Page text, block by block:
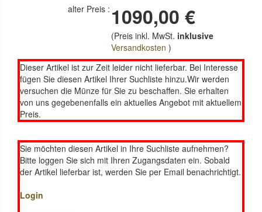
alter Preis : 1090,00 €
(Preis inkl. MwSt. inklusive
Versandkosten )
Dieser Artikel ist zur Zeit leider nicht lieferbar. Bei Interesse
fügen Sie diesen Artikel Ihrer Suchliste hinzu.Wir werden
versuchen die Münze für Sie zu beschaffen. Sie erhalten
von uns gegebenenfalls ein aktuelles Angebot mit aktuellem
Preis.
Sie möchten diesen Artikel in Ihre Suchliste aufnehmen?
Bitte loggen Sie sich mit Ihren Zugangsdaten ein. Sobald
der Artikel lieferbar ist, werden Sie per Email benachrichtigt.
Login